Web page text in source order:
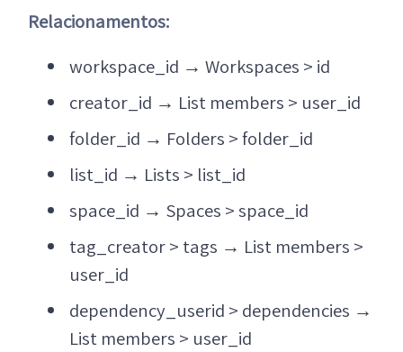
Relacionamentos:
workspace_id → Workspaces > id
creator_id → List members > user_id
folder_id → Folders > folder_id
list_id → Lists > list_id
space_id → Spaces > space_id
tag_creator > tags → List members >
user_id
dependency_userid > dependencies →
List members > user_id